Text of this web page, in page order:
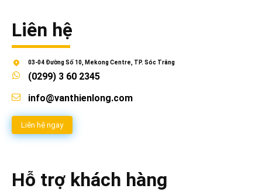
Liên hệ
03-04 Đường Số 10, Mekong Centre, TP. Sóc Trăng
(0299) 3 60 2345
info@vanthienlong.com
Liên hệ ngay
Hỗ trợ khách hàng